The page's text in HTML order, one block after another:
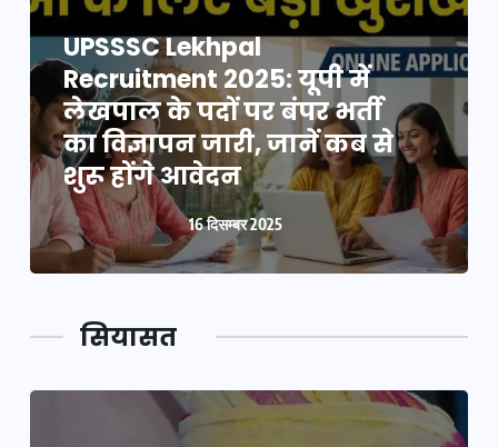
UPSSSC Lekhpal
Recruitment 2025: यूपी में
लेखपाल के पदों पर बंपर भर्ती
का विज्ञापन जारी, जानें कब से
शुरू होंगे आवेदन
16 दिसम्बर 2025
सियासत